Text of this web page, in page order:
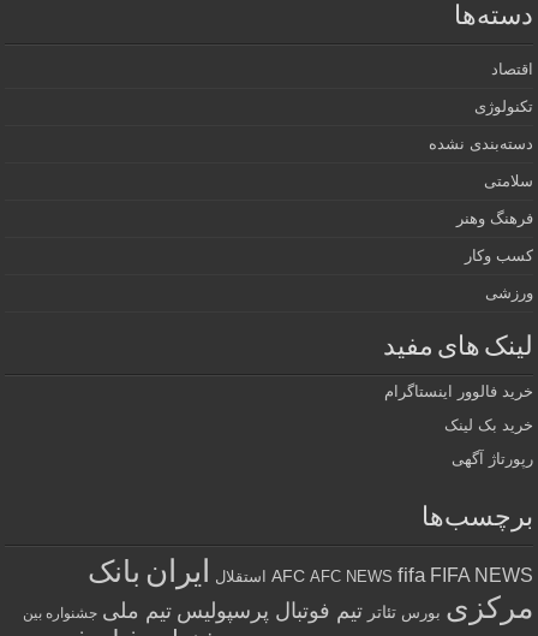
دسته‌ها
اقتصاد
تکنولوژی
دسته‌بندی نشده
سلامتی
فرهنگ وهنر
کسب وکار
ورزشی
لینک های مفید
خرید فالوور اینستاگرام
خرید بک لینک
رپورتاژ آگهی
برچسب‌ها
AFC AFC NEWS fifa FIFA NEWS استقلال ایران بانک
مرکزی بورس تئاتر تیم فوتبال پرسپولیس تیم ملی جشنواره بین